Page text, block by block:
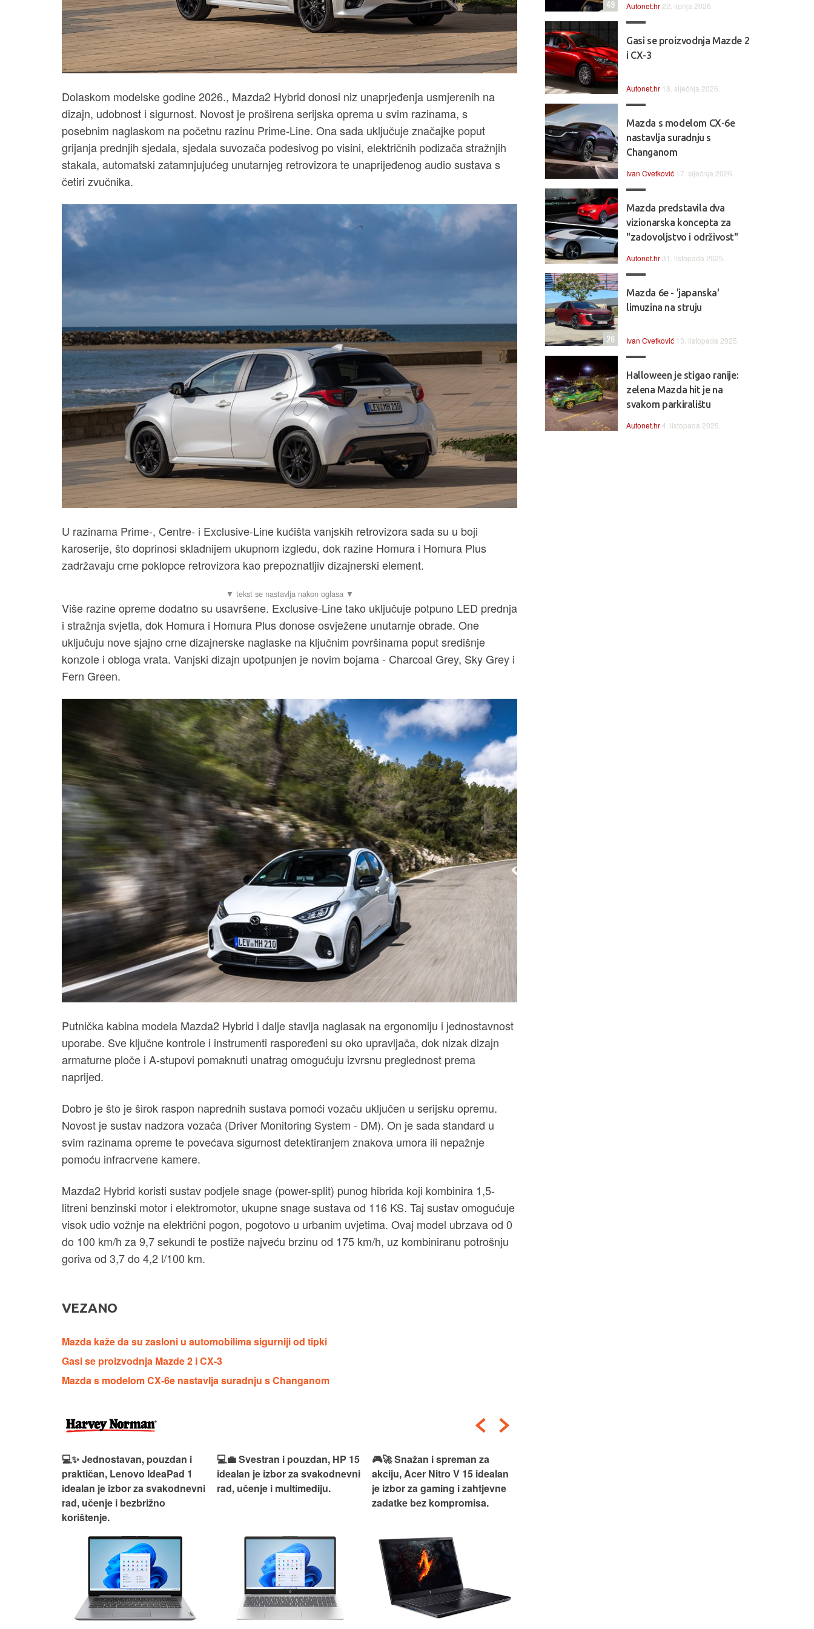
Dolaskom modelske godine 2026., Mazda2 Hybrid donosi niz unaprjeđenja usmjerenih na
dizajn, udobnost i sigurnost. Novost je proširena serijska oprema u svim razinama, s
posebnim naglaskom na početnu razinu Prime-Line. Ona sada uključuje značajke poput
grijanja prednjih sjedala, sjedala suvozača podesivog po visini, električnih podizača stražnjih
stakala, automatski zatamnjujućeg unutarnjeg retrovizora te unaprijeđenog audio sustava s
četiri zvučnika.
U razinama Prime-, Centre- i Exclusive-Line kućišta vanjskih retrovizora sada su u boji
karoserije, što doprinosi skladnijem ukupnom izgledu, dok razine Homura i Homura Plus
zadržavaju crne poklopce retrovizora kao prepoznatljiv dizajnerski element.
Više razine opreme dodatno su usavršene. Exclusive-Line tako uključuje potpuno LED prednja
i stražnja svjetla, dok Homura i Homura Plus donose osvježene unutarnje obrade. One
uključuju nove sjajno crne dizajnerske naglaske na ključnim površinama poput središnje
konzole i obloga vrata. Vanjski dizajn upotpunjen je novim bojama - Charcoal Grey, Sky Grey i
Fern Green.
Putnička kabina modela Mazda2 Hybrid i dalje stavlja naglasak na ergonomiju i jednostavnost
uporabe. Sve ključne kontrole i instrumenti raspoređeni su oko upravljača, dok nizak dizajn
armaturne ploče i A-stupovi pomaknuti unatrag omogućuju izvrsnu preglednost prema
naprijed.
Dobro je što je širok raspon naprednih sustava pomoći vozaču uključen u serijsku opremu.
Novost je sustav nadzora vozača (Driver Monitoring System - DM). On je sada standard u
svim razinama opreme te povećava sigurnost detektiranjem znakova umora ili nepažnje
pomoću infracrvene kamere.
Mazda2 Hybrid koristi sustav podjele snage (power-split) punog hibrida koji kombinira 1,5-
litreni benzinski motor i elektromotor, ukupne snage sustava od 116 KS. Taj sustav omogućuje
visok udio vožnje na električni pogon, pogotovo u urbanim uvjetima. Ovaj model ubrzava od 0
do 100 km/h za 9,7 sekundi te postiže najveću brzinu od 175 km/h, uz kombiniranu potrošnju
goriva od 3,7 do 4,2 l/100 km.
VEZANO
Mazda kaže da su zasloni u automobilima sigurniji od tipki
Gasi se proizvodnja Mazde 2 i CX-3
Mazda s modelom CX-6e nastavlja suradnju s Changanom
💻✨ Jednostavan, pouzdan i
praktičan, Lenovo IdeaPad 1
idealan je izbor za svakodnevni
rad, učenje i bezbrižno
korištenje.
💻💼 Svestran i pouzdan, HP 15
idealan je izbor za svakodnevni
rad, učenje i multimediju.
🎮🚀 Snažan i spreman za
akciju, Acer Nitro V 15 idealan
je izbor za gaming i zahtjevne
zadatke bez kompromisa.
Autonet.hr 22. lipnja 2026.
49
Gasi se proizvodnja Mazde 2
i CX-3
Autonet.hr 18. siječnja 2026.
Mazda s modelom CX-6e
nastavlja suradnju s
Changanom
Ivan Cvetković 17. siječnja 2026.
Mazda predstavila dva
vizionarska koncepta za
"zadovoljstvo i održivost"
Autonet.hr 31. listopada 2025.
Mazda 6e - 'japanska'
limuzina na struju
Ivan Cvetković 13. listopada 2025.
26
Halloween je stigao ranije:
zelena Mazda hit je na
svakom parkiralištu
Autonet.hr4. listopada 2025.